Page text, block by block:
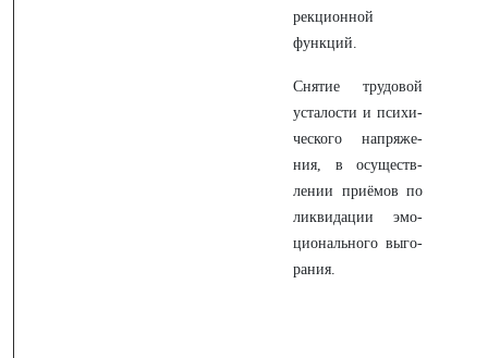
рекционной
функций.
Снятие трудовой
усталости и психи-
ческого напряже-
ния, в осуществ-
лении приёмов по
ликвидации эмо-
ционального выго-
рания.